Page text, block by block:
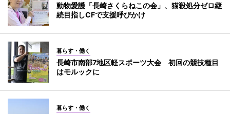
動物愛護「長崎さくらねこの会」、猫殺処分ゼロ継
続目指しCFで支援呼びかけ
暮らす・働く
長崎市南部7地区軽スポーツ大会 初回の競技種目
はモルックに
暮らす・働く